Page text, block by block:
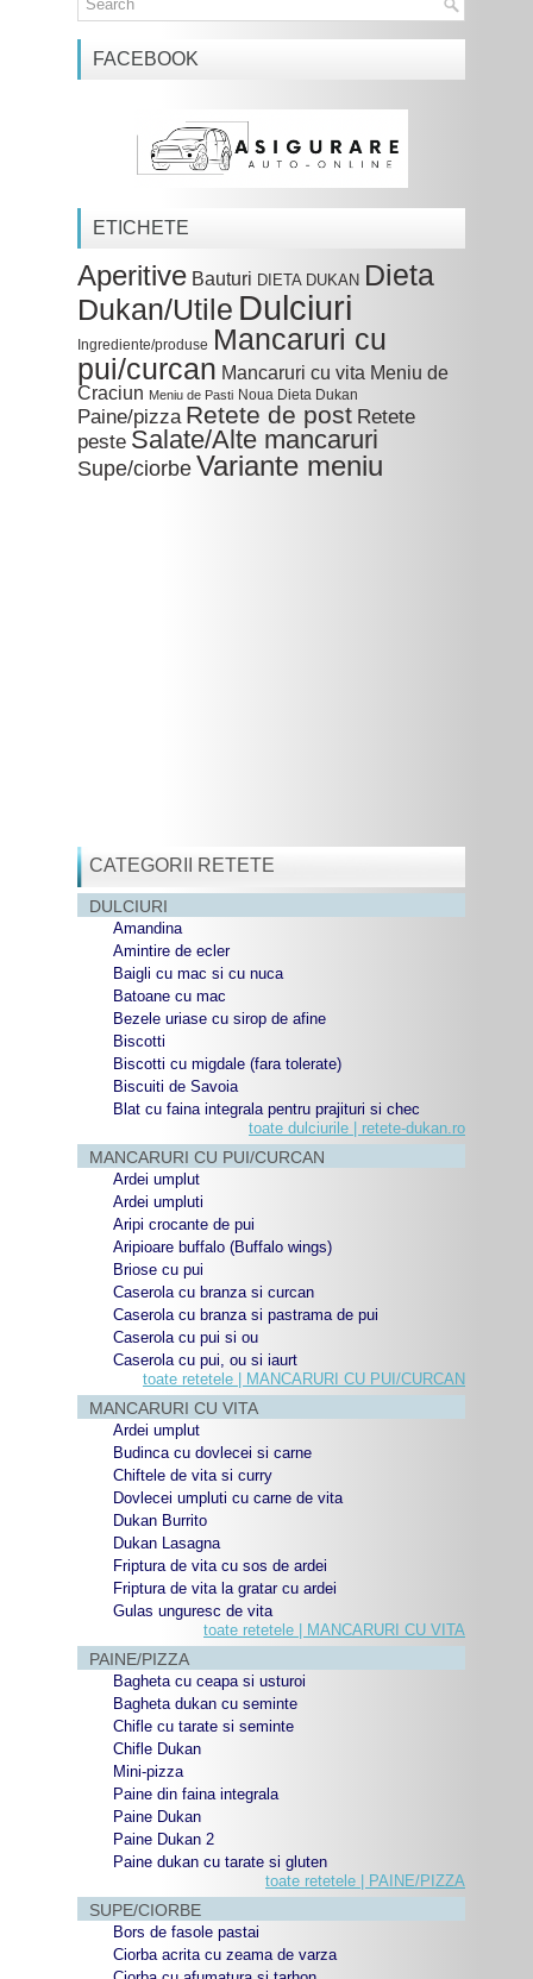
FACEBOOK
ETICHETE
Aperitive Bauturi DIETA DUKAN Dieta
Dukan/Utile Dulciuri
Ingrediente/produse Mancaruri cu
pui/curcan Mancaruri cu vita Meniu de
Craciun Meniu de Pasti Noua Dieta Dukan
Paine/pizza Retete de post Retete
peste Salate/Alte mancaruri
Supe/ciorbeVariante meniu
CATEGORII RETETE
DULCIURI
Amandina
Amintire de ecler
Baigli cu mac si cu nuca
Batoane cu mac
Bezele uriase cu sirop de afine
Biscotti
Biscotti cu migdale (fara tolerate)
Biscuiti de Savoia
Blat cu faina integrala pentru prajituri si chec
toate dulciurile | retete-dukan.ro
MANCARURI CU PUI/CURCAN
Ardei umplut
Ardei umpluti
Aripi crocante de pui
Aripioare buffalo (Buffalo wings)
Briose cu pui
Caserola cu branza si curcan
Caserola cu branza si pastrama de pui
Caserola cu pui si ou
Caserola cu pui, ou si iaurt
toate retetele | MANCARURI CU PUI/CURCAN
MANCARURI CU VITA
Ardei umplut
Budinca cu dovlecei si carne
Chiftele de vita si curry
Dovlecei umpluti cu carne de vita
Dukan Burrito
Dukan Lasagna
Friptura de vita cu sos de ardei
Friptura de vita la gratar cu ardei
Gulas unguresc de vita
toate retetele | MANCARURI CU VITA
PAINE/PIZZA
Bagheta cu ceapa si usturoi
Bagheta dukan cu seminte
Chifle cu tarate si seminte
Chifle Dukan
Mini-pizza
Paine din faina integrala
Paine Dukan
Paine Dukan 2
Paine dukan cu tarate si gluten
toate retetele | PAINE/PIZZA
SUPE/CIORBE
Bors de fasole pastai
Ciorba acrita cu zeama de varza